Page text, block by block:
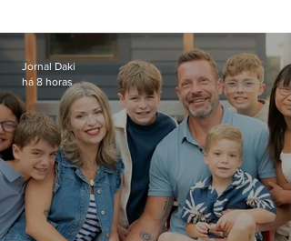
Jornal Daki
há 8 horas